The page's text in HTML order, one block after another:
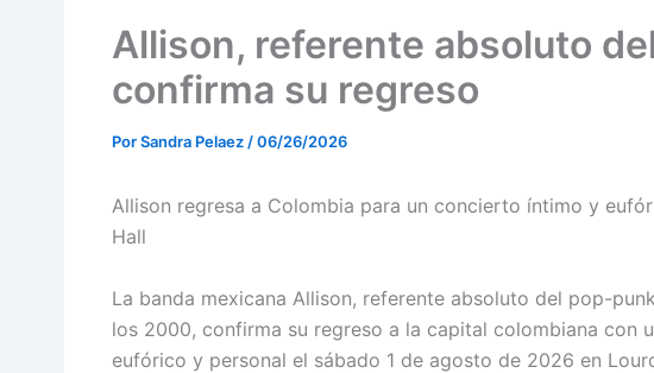
Allison, referente absoluto
confirma su regreso
PorSandra Pelaez /06/26/2026
Allison regresa a Colombia para un concierto íntimo y
Hall
La banda mexicana Allison, referente absoluto del pop-
los 2000, confirma su regreso a la capital colombiana con
eufórico y personal el sábado 1 de agosto de 2026 en